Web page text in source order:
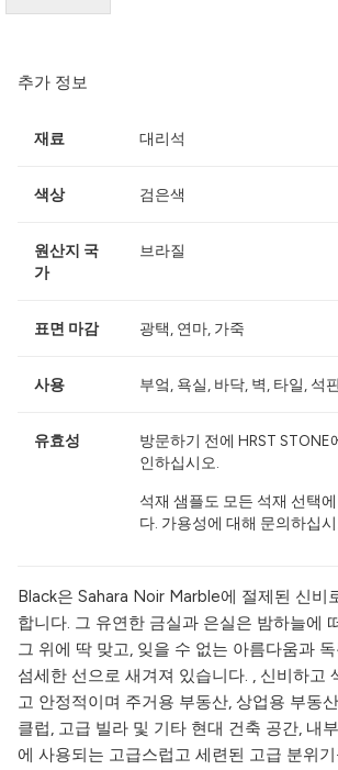
추가 정보
재료 대리석
색상 검은색
원산지 국
가
브라질
표면 마감 광택, 연마, 가죽
사용 부엌, 욕실, 바닥, 벽, 타일, 석
유효성
방문하기 전에 HRST STONE
인하십시오.
석재 샘플도 모든 석재 선택
다. 가용성에 대해 문의하십시
Black은 Sahara Noir Marble에 절제된 신비
합니다. 그 유연한 금실과 은실은 밤하늘에
그 위에 딱 맞고, 잊을 수 없는 아름다움과
섬세한 선으로 새겨져 있습니다. , 신비하고
고 안정적이며 주거용 부동산, 상업용 부동
클럽, 고급 빌라 및 기타 현대 건축 공간, 내
에 사용되는 고급스럽고 세련된 고급 분위